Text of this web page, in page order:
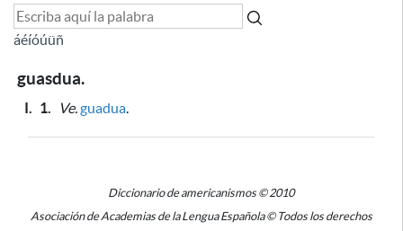
áéíóúüñ
guasdua.
I. 1. Ve.guadua.
Diccionario de americanismos © 2010
Asociación de Academias de la Lengua Española © Todos los derechos